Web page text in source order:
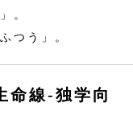
。
つう」。
命線‐独学向